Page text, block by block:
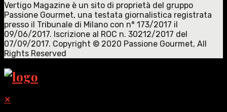
Vertigo Magazine è un sito di proprietà del gruppo
Passione Gourmet, una testata giornalistica registrata
presso il Tribunale di Milano con n° 173/2017 il
09/06/2017. Iscrizione al ROC n. 30212/2017 del
07/09/2017. Copyright © 2020 Passione Gourmet, All
Rights Reserved
✕